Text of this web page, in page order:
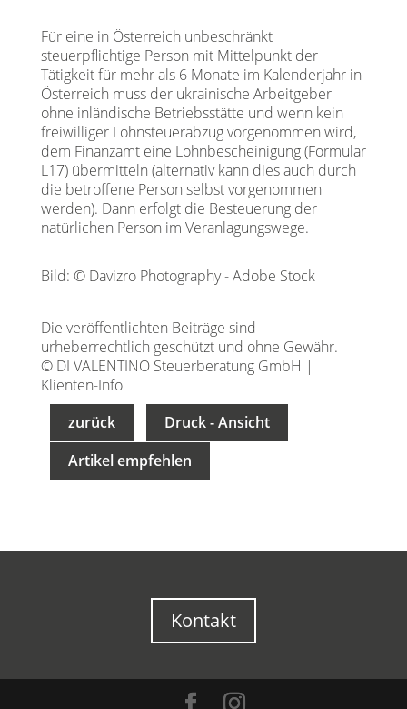
Für eine in Österreich unbeschränkt
steuerpflichtige Person mit Mittelpunkt der
Tätigkeit für mehr als 6 Monate im Kalenderjahr in
Österreich muss der ukrainische Arbeitgeber
ohne inländische Betriebsstätte und wenn kein
freiwilliger Lohnsteuerabzug vorgenommen wird,
dem Finanzamt eine Lohnbescheinigung (Formular
L17) übermitteln (alternativ kann dies auch durch
die betroffene Person selbst vorgenommen
werden). Dann erfolgt die Besteuerung der
natürlichen Person im Veranlagungswege.
Bild: © Davizro Photography - Adobe Stock
Die veröffentlichten Beiträge sind
urheberrechtlich geschützt und ohne Gewähr.
© DI VALENTINO Steuerberatung GmbH |
Klienten-Info
zurück
Druck - Ansicht
Artikel empfehlen
Kontakt